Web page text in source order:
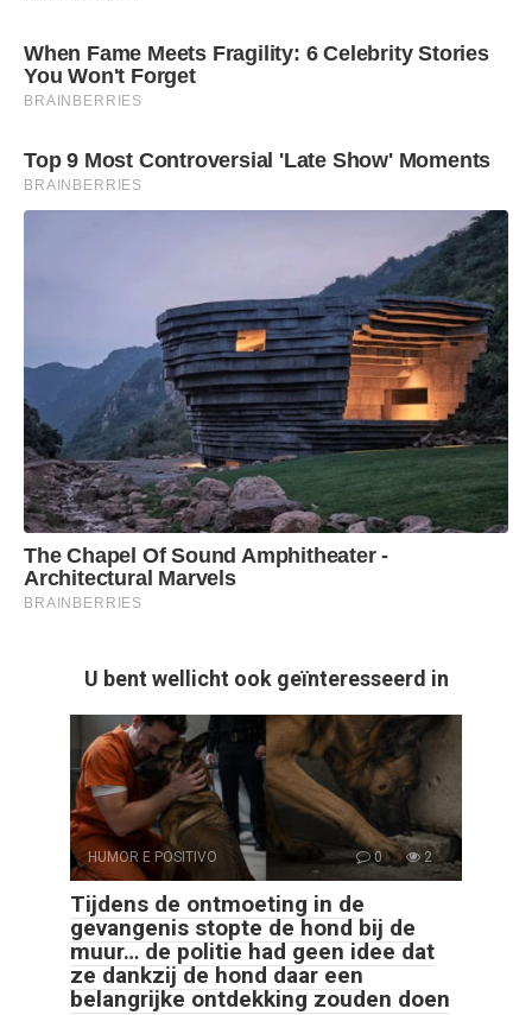
U bent wellicht ook geïnteresseerd in
HUMOR E POSITIVO 0 2
Tijdens de ontmoeting in de
gevangenis stopte de hond bij de
muur… de politie had geen idee dat
ze dankzij de hond daar een
belangrijke ontdekking zouden doen